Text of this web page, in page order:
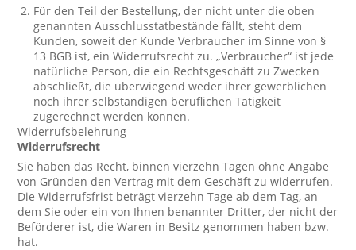
Für den Teil der Bestellung, der nicht unter die oben
genannten Ausschlusstatbestände fällt, steht dem
Kunden, soweit der Kunde Verbraucher im Sinne von §
13 BGB ist, ein Widerrufsrecht zu. „Verbraucher“ ist jede
natürliche Person, die ein Rechtsgeschäft zu Zwecken
abschließt, die überwiegend weder ihrer gewerblichen
noch ihrer selbständigen beruflichen Tätigkeit
zugerechnet werden können.
Widerrufsbelehrung
Widerrufsrecht
Sie haben das Recht, binnen vierzehn Tagen ohne Angabe
von Gründen den Vertrag mit dem Geschäft zu widerrufen.
Die Widerrufsfrist beträgt vierzehn Tage ab dem Tag, an
dem Sie oder ein von Ihnen benannter Dritter, der nicht der
Beförderer ist, die Waren in Besitz genommen haben bzw.
hat.